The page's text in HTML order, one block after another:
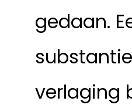
gedaan.
verlaging